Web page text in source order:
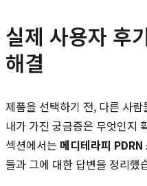
실제 사용자 후
해결
제품을 선택하기 전, 다른 사
내가 가진 궁금증은 무엇인지
섹션에서는 메디테라피 PDRN
들과 그에 대한 답변을 정리했